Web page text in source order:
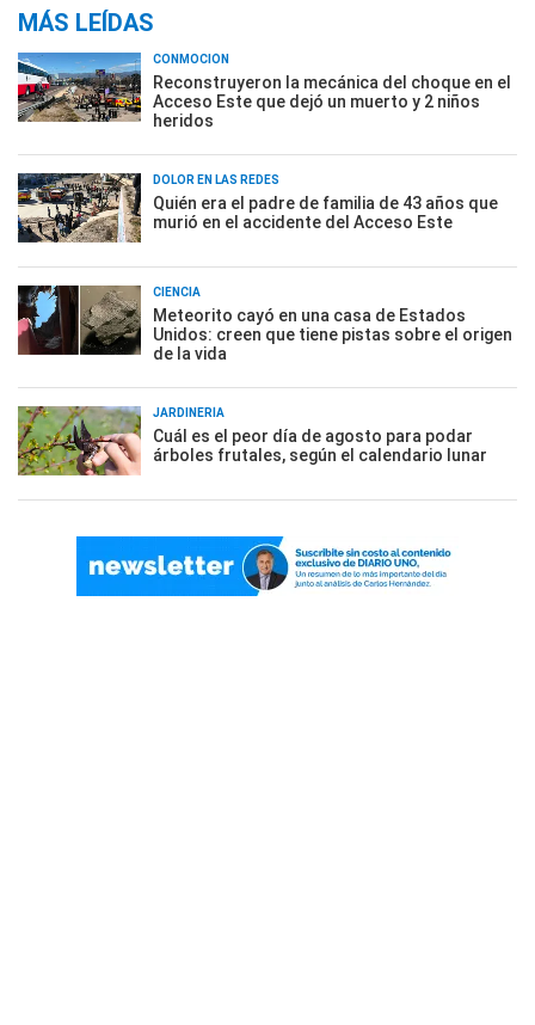
MÁS LEÍDAS
CONMOCIÓN
Reconstruyeron la mecánica del choque en el
Acceso Este que dejó un muerto y 2 niños
heridos
DOLOR EN LAS REDES
Quién era el padre de familia de 43 años que
murió en el accidente del Acceso Este
CIENCIA
Meteorito cayó en una casa de Estados
Unidos: creen que tiene pistas sobre el origen
de la vida
JARDINERÍA
Cuál es el peor día de agosto para podar
árboles frutales, según el calendario lunar